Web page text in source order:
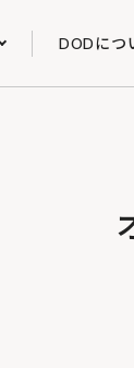
DODにつ